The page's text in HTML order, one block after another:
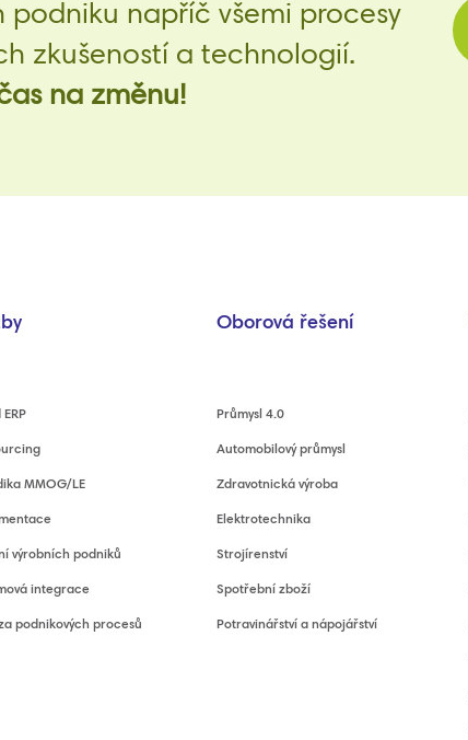
podniku napříč všemi procesy
zkušeností a technologií.
na změnu!
MMOG/LE
výrobních podniků
integrace
podnikových procesů
Oborová řešení
Průmysl 4.0
Automobilový průmysl
Zdravotnická výroba
Elektrotechnika
Strojírenství
Spotřební zboží
Potravinářství a nápojářství